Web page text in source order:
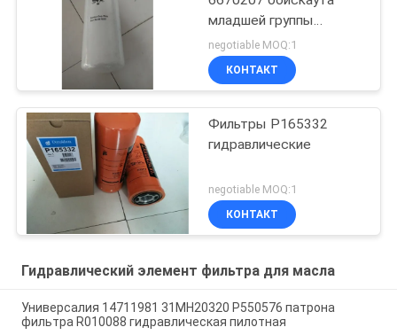
младшей группы
затяжелителя
экскаватора
гидравлический
negotiable MOQ:1
КОНТАКТ
Фильтры P165332
гидравлические
negotiable MOQ:1
КОНТАКТ
Гидравлический элемент фильтра для масла
Универсалия 14711981 31MH20320 P550576 патрона
фильтра R010088 гидравлическая пилотная